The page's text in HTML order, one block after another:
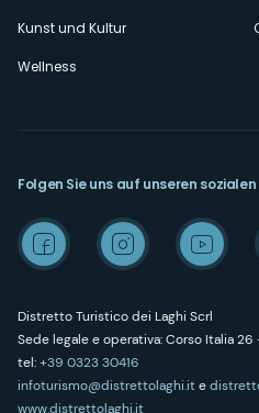
Kunst und Kultur
Wellness
Distretto Turistico dei Laghi Scrl
Sede legale e operativa: Corso Italia
tel:+39 0323 30416
infoturismo@distrettolaghi.ite
www.distrettolaghi.it
Folgen Sie uns auf unseren